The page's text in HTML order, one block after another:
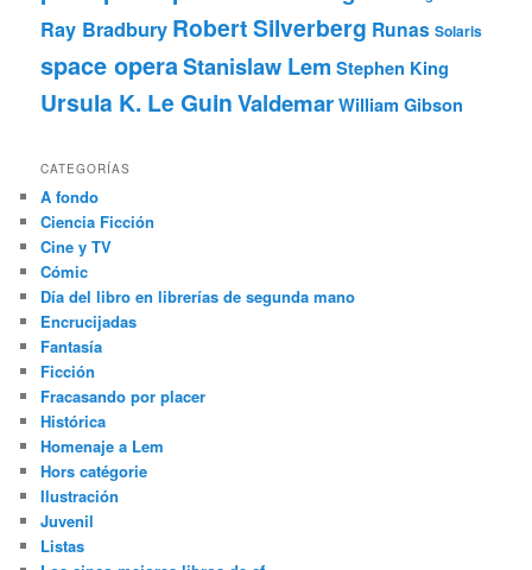
Ray Bradbury Robert Silverberg Runas Solaris
space operaStanislaw Lem Stephen King
Ursula K. Le GuinValdemarWilliam Gibson
CATEGORÍAS
A fondo
Ciencia Ficción
Cine y TV
Cómic
Día del libro en librerías de segunda mano
Encrucijadas
Fantasía
Ficción
Fracasando por placer
Histórica
Homenaje a Lem
Hors catégorie
Ilustración
Juvenil
Listas